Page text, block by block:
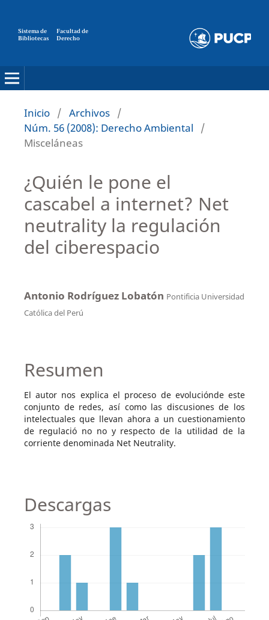
Sistema de
Bibliotecas
Facultad de
Derecho
Inicio / Archivos /
Núm. 56 (2008): Derecho Ambiental
/
Misceláneas
¿Quién le pone el
cascabel a internet? Net
neutrality la regulación
del ciberespacio
Antonio Rodríguez Lobatón Pontificia Universidad
Católica del Perú
Resumen
El autor nos explica el proceso de evoluciónde este
conjunto de redes, así como las discusiones de los
intelectuales que llevan ahora a un cuestionamiento
de regulació no no y respecto de la utilidad de la
corriente denominada Net Neutrality.
Descargas